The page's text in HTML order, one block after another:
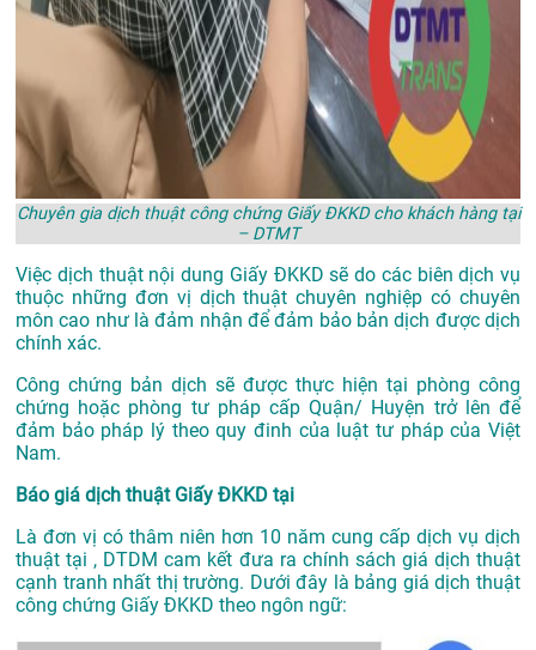
Chuyên gia dịch thuật công chứng Giấy ĐKKD cho khách hàng tại
– DTMT
Việc dịch thuật nội dung Giấy ĐKKD sẽ do các biên dịch vụ
thuộc những đơn vị dịch thuật chuyên nghiệp có chuyên
môn cao như là đảm nhận để đảm bảo bản dịch được dịch
chính xác.
Công chứng bản dịch sẽ được thực hiện tại phòng công
chứng hoặc phòng tư pháp cấp Quận/ Huyện trở lên để
đảm bảo pháp lý theo quy đinh của luật tư pháp của Việt
Nam.
Báo giá dịch thuật Giấy ĐKKD tại
Là đơn vị có thâm niên hơn 10 năm cung cấp dịch vụ dịch
thuật tại , DTDM cam kết đưa ra chính sách giá dịch thuật
cạnh tranh nhất thị trường. Dưới đây là bảng giá dịch thuật
công chứng Giấy ĐKKD theo ngôn ngữ: